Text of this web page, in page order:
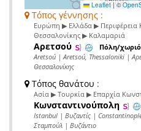
Leaflet |©
Τόπος γέννησης :
Ευρώπη ▶ Ελλάδα ▶ Περιφέρεια
Θεσσαλονίκης ▶ Καλαμαριά
Αρετσού Πόλη/
Aretsoú | Aretsoú, Thessaloniki |
Θεσσαλονίκης
Τόπος θανάτου :
Ασία ▶ Τουρκία ▶ Επαρχία
Κωνσταντινούπολη
Istanbul | Βυζαντίς |
Σταμπούλ | Βυζάντιο